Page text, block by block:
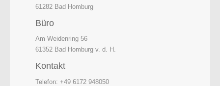
61282 Bad Homburg
Büro
Am Weidenring 56
61352 Bad Homburg v. d. H.
Kontakt
Telefon: +49 6172 948050